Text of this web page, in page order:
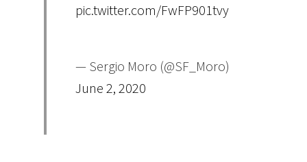
pic.twitter.com/FwFP901tvy
— Sergio Moro (@SF_Moro)
June 2, 2020